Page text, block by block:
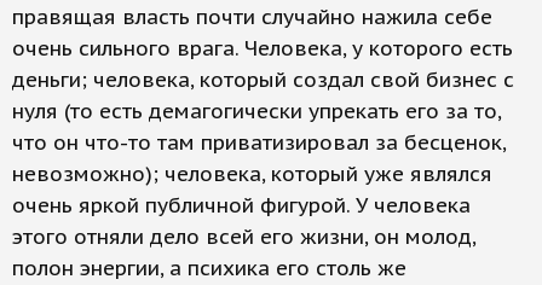
правящая власть почти случайно нажила себе
очень сильного врага. Человека, у которого есть
деньги; человека, который создал свой бизнес с
нуля (то есть демагогически упрекать его за то,
что он что-то там приватизировал за бесценок,
невозможно); человека, который уже являлся
очень яркой публичной фигурой. У человека
этого отняли дело всей его жизни, он молод,
полон энергии, а психика его столь же